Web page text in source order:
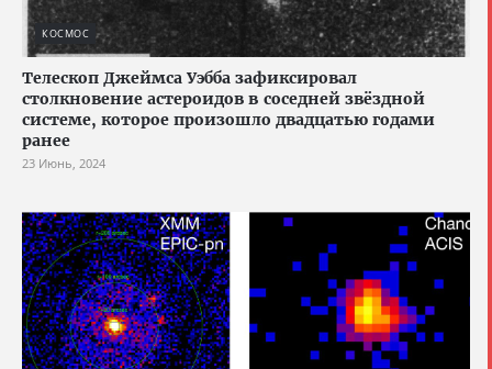
КОСМОС
Телескоп Джеймса Уэбба зафиксировал
столкновение астероидов в соседней звёздной
системе, которое произошло двадцатью годами
ранее
23 Июнь, 2024